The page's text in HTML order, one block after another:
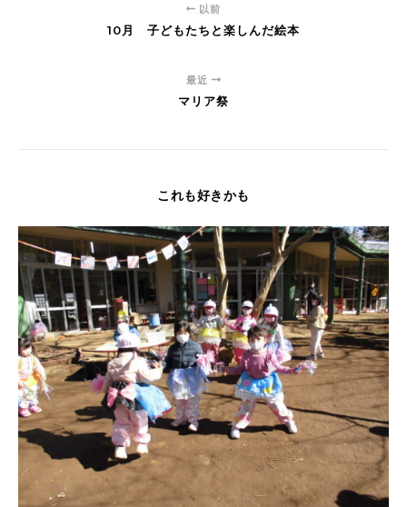
以前
10月 子どもたちと楽しんだ絵本
最近
マリア祭
これも好きかも